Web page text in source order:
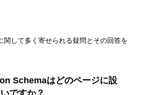
関して多く寄せられる疑問とその回答を
Schemaはどのページに設
ですか？